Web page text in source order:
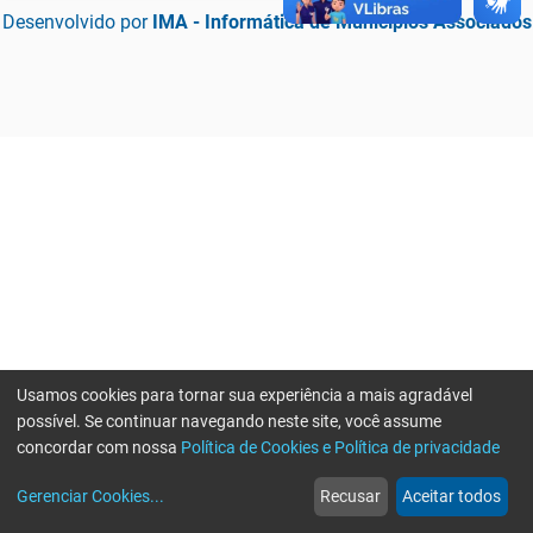
Desenvolvido por IMA - Informática de Municípios Associados
web
Notícias
more_horiz
Mais
Usamos cookies para tornar sua experiência a mais agradável
possível. Se continuar navegando neste site, você assume
concordar com nossa Política de Cookies e Política de privacidade
Gerenciar Cookies... Recusar Aceitar todos
Erro ao enviar informações, por favor tente novamente